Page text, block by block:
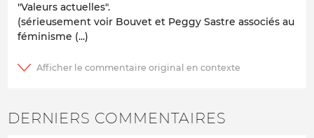
"Valeurs actuelles".
(sérieusement voir Bouvet et Peggy Sastre associés au
féminisme (...)
DERNIERS COMMENTAIRES